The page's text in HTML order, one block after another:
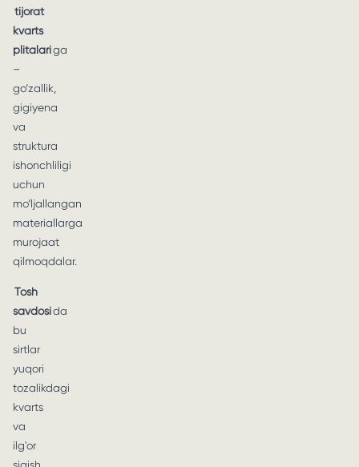
tijorat
kvarts
plitalariga
–
go‘zallik,
gigiyena
va
struktura
ishonchliligi
uchun
mo‘ljallangan
materiallarga
murojaat
qilmoqdalar.
Tosh
savdosida
bu
sirtlar
yuqori
tozalikdagi
kvarts
va
ilg'or